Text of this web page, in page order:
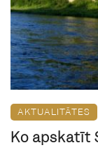
AKTUALITĀTES
Ko apskatīt